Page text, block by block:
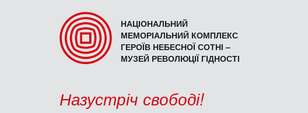
НАЦІОНАЛЬНИЙ
МЕМОРІАЛЬНИЙ КОМПЛЕКС
ГЕРОЇВ НЕБЕСНОЇ СОТНІ –
МУЗЕЙ РЕВОЛЮЦІЇ ГІДНОСТІ
Назустріч свободі!